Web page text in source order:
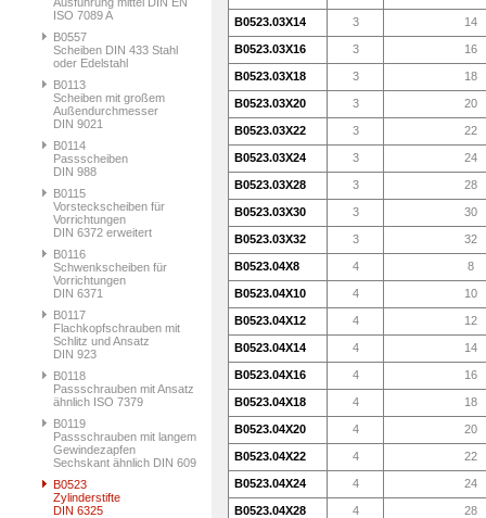
ISO 7089 A
B0557
Scheiben DIN 433 Stahl
oder Edelstahl
B0113
Scheiben mit großem
Außendurchmesser
DIN 9021
B0114
Passscheiben
DIN 988
B0115
Vorsteckscheiben für
Vorrichtungen
DIN 6372 erweitert
B0116
Schwenkscheiben für
Vorrichtungen
DIN 6371
B0117
Flachkopfschrauben mit
Schlitz und Ansatz
DIN 923
B0118
Passschrauben mit Ansatz
ähnlich ISO 7379
B0119
Passschrauben mit langem
Gewindezapfen
Sechskant ähnlich DIN 609
B0523
Zylinderstifte
DIN 6325
B0523.03X14 3 14
B0523.03X16 3 16
B0523.03X18 3 18
B0523.03X20 3 20
B0523.03X22 3 22
B0523.03X24 3 24
B0523.03X28 3 28
B0523.03X30 3 30
B0523.03X32 3 32
B0523.04X8 4 8
B0523.04X10 4 10
B0523.04X12 4 12
B0523.04X14 4 14
B0523.04X16 4 16
B0523.04X18 4 18
B0523.04X20 4 20
B0523.04X22 4 22
B0523.04X24 4 24
B0523.04X28 4 28